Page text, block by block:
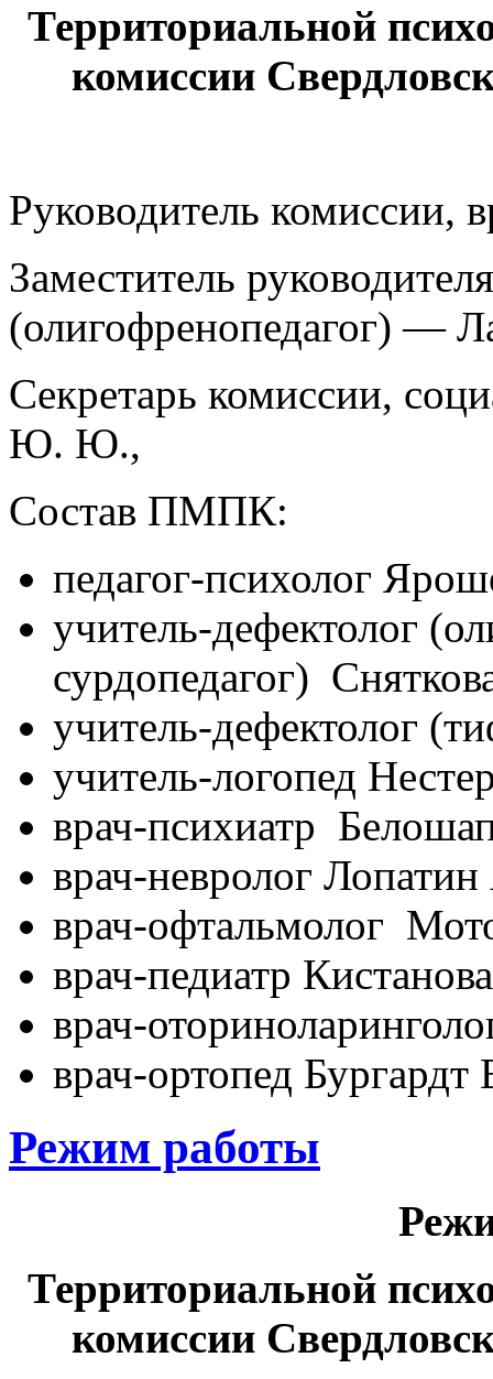
Территориальной
комиссии
Руководитель
Заместитель
(олигофренопедагог) —
Секретарь комиссии,
Ю. Ю.,
Состав ПМПК:
педагог-психолог
учитель-дефектолог
сурдопедагог)
учитель-дефектолог
учитель-логопед
врач-психиатр
врач-невролог
врач-офтальмолог
врач-педиатр
врач-
врач-ортопед Бургардт
Режим работы
Территориальной
комиссии